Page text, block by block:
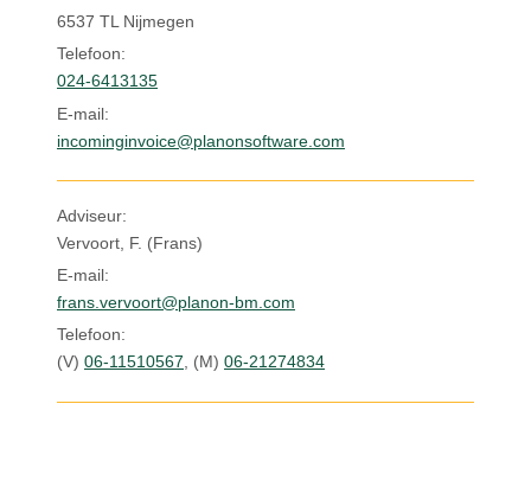
6537 TL Nijmegen
Telefoon:
024-6413135
E-mail:
incominginvoice@planonsoftware.com
Adviseur:
Vervoort, F. (Frans)
E-mail:
frans.vervoort@planon-bm.com
Telefoon:
(V) 06-11510567 (M) 06-21274834